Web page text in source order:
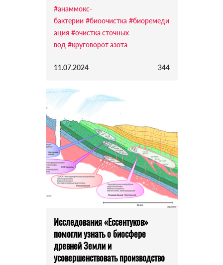
#анаммокс-
бактерии #биоочистка #биоремеди
ация #очистка сточных
вод #круговорот азота
11.07.2024 344
Исследования «Ессентуков»
помогли узнать о биосфере
древней Земли и
усовершенствовать производство